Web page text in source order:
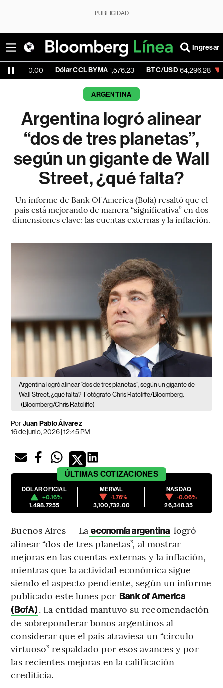
PUBLICIDAD
Ingresar
Dólar CCL BYMA 1,576.23 BTC/USD 64,296.28 -0.15%
ARGENTINA
Argentina logró alinear
“dos de tres planetas”,
según un gigante de Wall
Street, ¿qué falta?
Un informe de Bank Of America (Bofa) resaltó que el
país está mejorando de manera “significativa” en dos
dimensiones clave: las cuentas externas y la inflación.
Argentina logró alinear “dos de tres planetas”, según un gigante de
Wall Street, ¿qué falta? Fotógrafo: Chris Ratcliffe/Bloomberg.
(Bloomberg/Chris Ratcliffe)
PorJuan Pablo Álvarez
16 de junio, 2026 | 12:45 PM
ÚLTIMAS COTIZACIONES
DÓLAR OFICIAL
+0.16%
1,498.7255
MERVAL
-1.76%
3,100,732.00
NASDAQ
-0.06%
26,348.35
Buenos Aires — La economía argentina logró
alinear “dos de tres planetas”, al mostrar
mejoras en las cuentas externas y la inflación,
mientras que la actividad económica sigue
siendo el aspecto pendiente, según un informe
publicado este lunes por Bank of America
(BofA). La entidad mantuvo su recomendación
de sobreponderar bonos argentinos al
considerar que el país atraviesa un “círculo
virtuoso” respaldado por esos avances y por
las recientes mejoras en la calificación
crediticia.